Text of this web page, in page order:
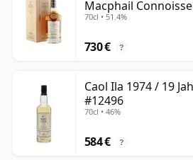
Macphail
225
70cl • 51.4%
730 € ?
Caol Ila 1974 / 19
#12496
70cl • 46%
584 € ?